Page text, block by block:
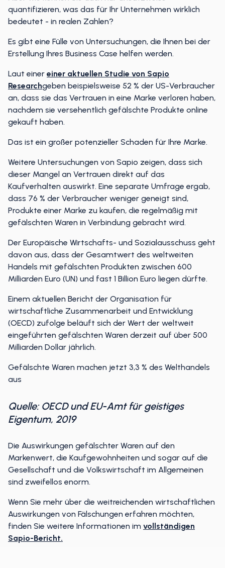
Aber wie können Sie auch nur ansatzweise
quantifizieren, was das für Ihr Unternehmen wirklich
Es gibt eine Fülle von Untersuchungen, die Ihnen bei der
Erstellung Ihres Business Case helfen werden.
Laut einer
einer aktuellen Studie von Sapio
Research
geben beispielsweise 52 % der US-Verbraucher
an, dass sie das Vertrauen in eine Marke verloren haben,
nachdem sie versehentlich gefälschte Produkte online
gekauft haben.
Das ist ein großer potenzieller Schaden für Ihre Marke.
Weitere Untersuchungen von Sapio zeigen, dass sich
dieser Mangel an Vertrauen direkt auf das
Kaufverhalten auswirkt. Eine separate Umfrage ergab,
dass 76 % der Verbraucher weniger geneigt sind,
Produkte einer Marke zu kaufen, die regelmäßig mit
gefälschten Waren in Verbindung gebracht wird.
Der Europäische Wirtschafts- und Sozialausschuss geht
davon aus, dass der Gesamtwert des weltweiten
Handels mit gefälschten Produkten zwischen 600
Milliarden Euro (UN) und fast 1 Billion Euro liegen dürfte.
Einem aktuellen Bericht der Organisation für
wirtschaftliche Zusammenarbeit und Entwicklung
(OECD) zufolge beläuft sich der Wert der weltweit
eingeführten gefälschten Waren derzeit auf über 500
Milliarden Dollar jährlich.
Gefälschte Waren machen jetzt 3,3 % des Welthandels
Quelle: OECD und EU-Amt für geistiges
Eigentum, 2019
Die Auswirkungen gefälschter Waren auf den
Markenwert, die Kaufgewohnheiten und sogar auf die
Gesellschaft und die Volkswirtschaft im Allgemeinen
Wenn Sie mehr über die weitreichenden wirtschaftlichen
Auswirkungen von Fälschungen erfahren möchten,
finden Sie weitere Informationen im
vollständigen
Sapio-Bericht.